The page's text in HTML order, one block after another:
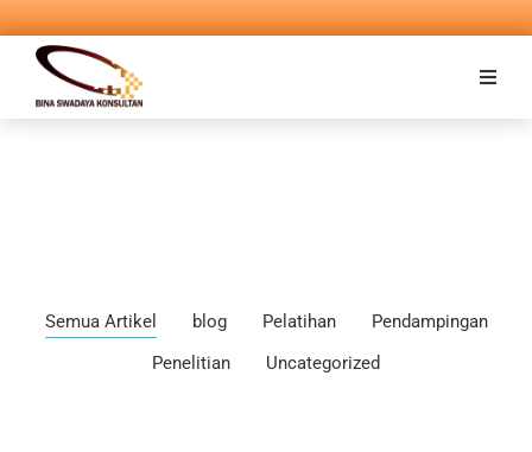
Semua Artikel blog Pelatihan
Pendampingan
Penelitian
Uncategorized